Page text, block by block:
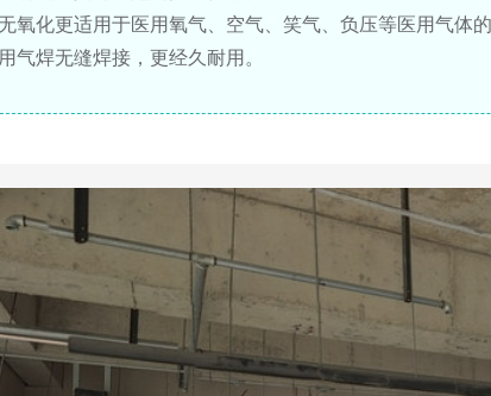
氧化更适用于医用氧气、空气、笑气、负压等医用气体的
气焊无缝焊接，更经久耐用。
陕西西安红会医院医用气体
工程安装
2966